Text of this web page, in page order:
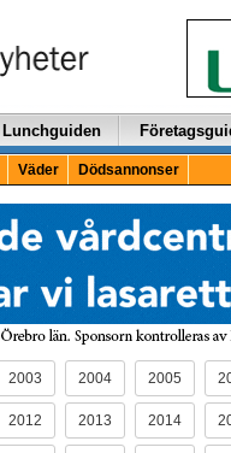
Lunchguiden
Väder Dödsannonser
2003 2004 2005
2012 2013 2014